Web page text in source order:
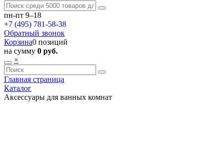
пн-пт 9–18
+7 (495) 781-58-38
Обратный звонок
Корзина0 позиций
на сумму 0 руб.
×
Главная страница
Каталог
Аксессуары для ванных комнат